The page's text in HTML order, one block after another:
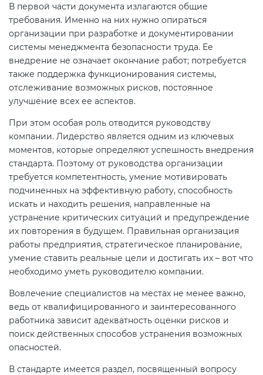
В первой части документа излагаются общие
требования. Именно на них нужно опираться
организации при разработке и документировании
системы менеджмента безопасности труда. Ее
внедрение не означает окончание работ; потребуется
также поддержка функционирования системы,
отслеживание возможных рисков, постоянное
улучшение всех ее аспектов.
При этом особая роль отводится руководству
компании. Лидерство является одним из ключевых
моментов, которые определяют успешность внедрения
стандарта. Поэтому от руководства организации
требуется компетентность, умение мотивировать
подчиненных на эффективную работу, способность
искать и находить решения, направленные на
устранение критических ситуаций и предупреждение
их повторения в будущем. Правильная организация
работы предприятия, стратегическое планирование,
умение ставить реальные цели и достигать их – вот что
необходимо уметь руководителю компании.
Вовлечение специалистов на местах не менее важно,
ведь от квалифицированного и заинтересованного
работника зависит адекватность оценки рисков и
поиск действенных способов устранения возможных
опасностей.
В стандарте имеется раздел, посвященный вопросу